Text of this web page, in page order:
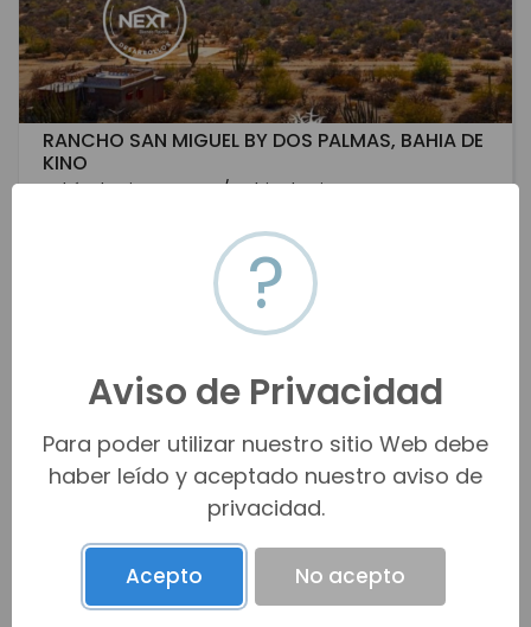
RANCHO SAN MIGUEL BY DOS PALMAS, BAHIA DE
KINO
Bahía de Kino Centro / Bahia de Kino...
$900 MXN - $1,890 MXN
?
Aviso de Privacidad
Para poder utilizar nuestro sitio Web debe
haber leído y aceptado nuestro aviso de
privacidad.
Acepto No acepto